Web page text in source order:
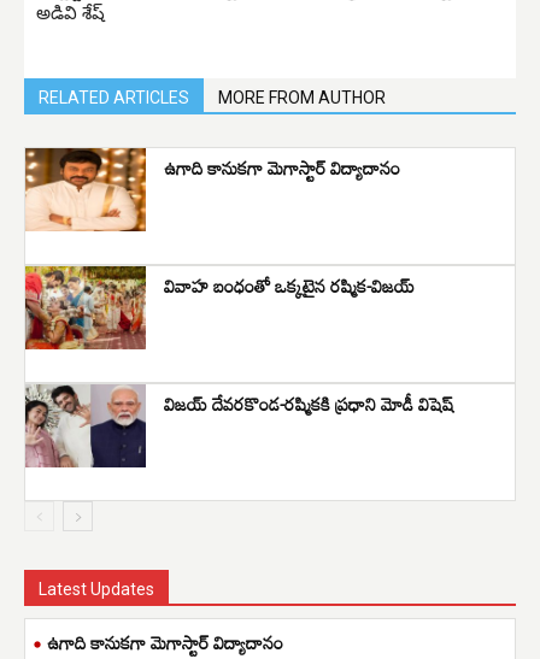
అడివి శేష్‌
RELATED ARTICLES MORE FROM AUTHOR
ఉగాది కానుకగా మెగాస్టార్ విద్యాదానం
వివాహ బంధంతో ఒక్కటైన రష్మిక-విజయ్
విజయ్ దేవరకొండ-రష్మికకి ప్రధాని మోడీ విషెష్
Latest Updates
ఉగాది కానుకగా మెగాస్టార్ విద్యాదానం